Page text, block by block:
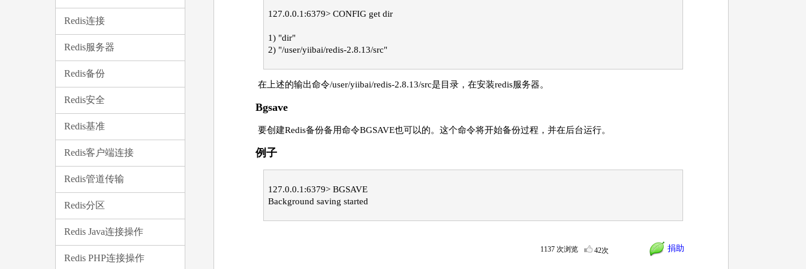
Redis连接
Redis服务器
Redis备份
Redis安全
Redis基准
Redis客户端连接
Redis管道传输
Redis分区
Redis Java连接操作
Redis PHP连接操作
127.0.0.1:6379> CONFIG get dir
1) "dir"
2) "/user/yiibai/redis-2.8.13/src"
在上述的输出命令/user/yiibai/redis-2.8.13/src是目录，在安装redis服务器。
Bgsave
要创建Redis备份备用命令BGSAVE也可以的。这个命令将开始备份过程，并在后台运行。
例子
127.0.0.1:6379> BGSAVE
Background saving started
1137 次浏览 42次 捐助